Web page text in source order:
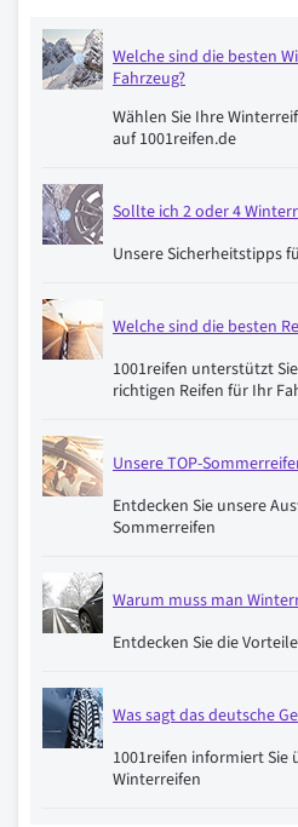
Welche sind die besten
Fahrzeug?
Wählen Sie Ihre
auf 1001reifen.de
Sollte ich 2 oder 4
Unsere Sicherheitstipps
Welche sind die besten
1001reifen unterstützt
richtigen Reifen für Ihr
Unsere TOP-
Entdecken Sie unsere
Sommerreifen
Warum muss man
Entdecken Sie die
Was sagt das deutsche
1001reifen informiert Sie
Winterreifen